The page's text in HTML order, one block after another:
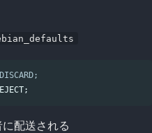
;
配送される